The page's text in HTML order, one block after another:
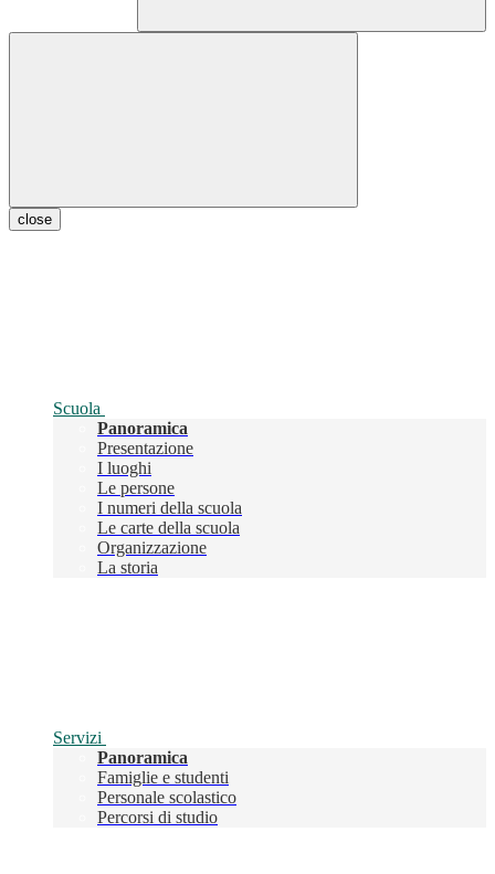
close
Scuola
Panoramica
Presentazione
I luoghi
Le persone
I numeri della scuola
Le carte della scuola
Organizzazione
La storia
Servizi
Panoramica
Famiglie e studenti
Personale scolastico
Percorsi di studio